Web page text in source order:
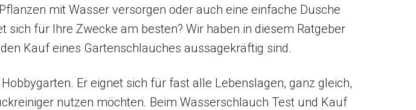
mit Wasser versorgen oder auch eine einfache Dusche
für Ihre Zwecke am besten? Wir haben in diesem Ratgeber
Kauf eines Gartenschlauches aussagekräftig sind.
Er eignet sich für fast alle Lebenslagen, ganz gleich,
nutzen möchten. Beim Wasserschlauch Test und Kauf